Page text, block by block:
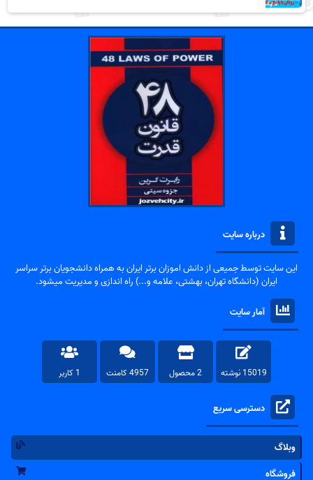
درباره سایت
این سایت توسط جمیعی از دانش اموزان برتر ایران به همراه دانشجویان برتر سراسر
ایران (دانشگاه تهران، بهشتی، علامه و...) راه اندازی و مدیریت میشود.
آمار سایت
15019 نوشته 2 محصول 4957 کامنت 1 کاربر
دسترسی سریع
وبلاگ
فروشگاه